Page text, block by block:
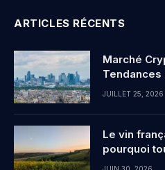
ARTICLES RÉCENTS
Marché
Tendances
JUILLET 25, 2026
Le vin
pourquoi
JUIN 30, 2026